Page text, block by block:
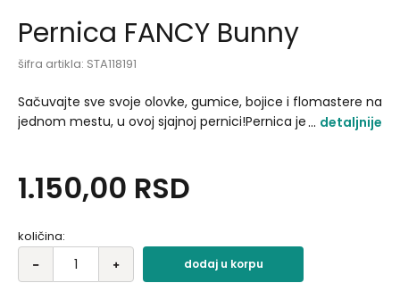
Pernica FANCY Bunny
šifra artikla: STA118191
Sačuvajte sve svoje olovke, gumice, bojice i flomastere na
jednom mestu, u ovoj sjajnoj pernici!Pernica je modernog
detaljnije
1.150,00 RSD
količina:
dodaj u korpu